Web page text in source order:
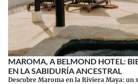
MAROMA, A BELMOND HOTEL:
EN LA SABIDURÍA ANCESTRAL
Descubre Maroma en la Riviera Maya: un